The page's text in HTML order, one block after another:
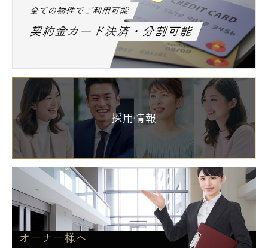
全ての物件でご利用可能
契約金カード決済・分割可能
採用情報
オーナー様へ